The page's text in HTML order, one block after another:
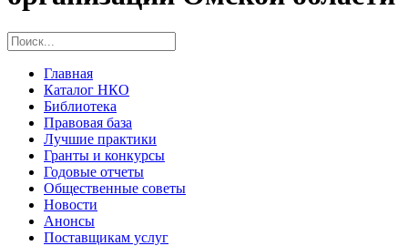
Главная
Каталог НКО
Библиотека
Правовая база
Лучшие практики
Гранты и конкурсы
Годовые отчеты
Общественные советы
Новости
Анонсы
Поставщикам услуг